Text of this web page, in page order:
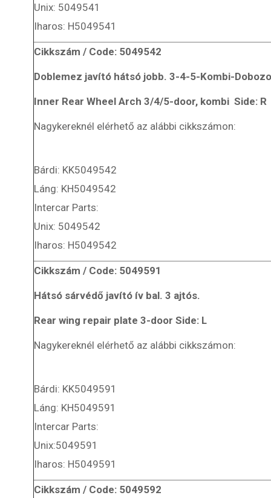
Unix: 5049541
Iharos: H5049541
Cikkszám / Code: 5049542
Doblemez javító hátsó jobb. 3-4-5-Kombi-
Inner Rear Wheel Arch 3/4/5-door, kombi Side: R
Nagykereknél elérhető az alábbi cikkszámon:
Bárdi: KK5049542
Láng: KH5049542
Intercar Parts:
Unix: 5049542
Iharos: H5049542
Cikkszám / Code: 5049591
Hátsó sárvédő javító ív bal. 3 ajtós.
Rear wing repair plate 3-door Side: L
Nagykereknél elérhető az alábbi cikkszámon:
Bárdi: KK5049591
Láng: KH5049591
Intercar Parts:
Unix:5049591
Iharos: H5049591
Cikkszám / Code: 5049592